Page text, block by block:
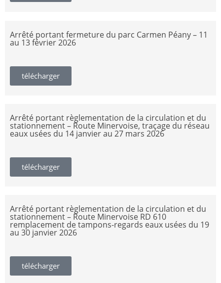
Arrêté portant fermeture du parc Carmen Péany – 11
au 13 février 2026
télécharger
Arrêté portant règlementation de la circulation et du
stationnement – Route Minervoise, traçage du réseau
eaux usées du 14 janvier au 27 mars 2026
télécharger
Arrêté portant règlementation de la circulation et du
stationnement – Route Minervoise RD 610
remplacement de tampons-regards eaux usées du 19
au 30 janvier 2026
télécharger